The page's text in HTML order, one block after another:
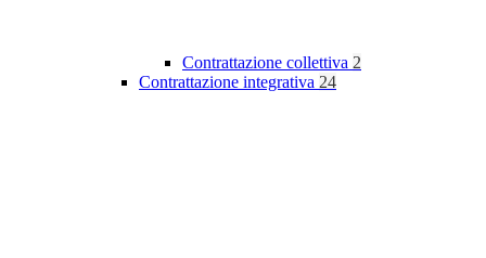
Contrattazione collettiva 2
Contrattazione integrativa 24